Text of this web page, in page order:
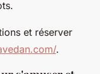
et réserver
.